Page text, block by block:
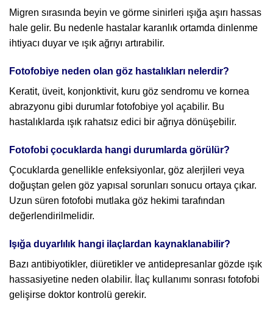
Migren sırasında beyin ve görme sinirleri ışığa aşırı hassas
hale gelir. Bu nedenle hastalar karanlık ortamda dinlenme
ihtiyacı duyar ve ışık ağrıyı artırabilir.
Fotofobiye neden olan göz hastalıkları nelerdir?
Keratit, üveit, konjonktivit, kuru göz sendromu ve kornea
abrazyonu gibi durumlar fotofobiye yol açabilir. Bu
hastalıklarda ışık rahatsız edici bir ağrıya dönüşebilir.
Fotofobi çocuklarda hangi durumlarda görülür?
Çocuklarda genellikle enfeksiyonlar, göz alerjileri veya
doğuştan gelen göz yapısal sorunları sonucu ortaya çıkar.
Uzun süren fotofobi mutlaka göz hekimi tarafından
değerlendirilmelidir.
Işığa duyarlılık hangi ilaçlardan kaynaklanabilir?
Bazı antibiyotikler, diüretikler ve antidepresanlar gözde ışık
hassasiyetine neden olabilir. İlaç kullanımı sonrası fotofobi
gelişirse doktor kontrolü gerekir.